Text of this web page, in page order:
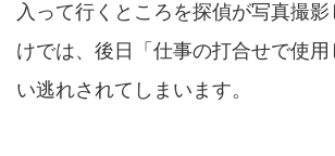
入って行くところを探偵が写真撮
けでは、後日「仕事の打合せで使
い逃れされてしまいます。